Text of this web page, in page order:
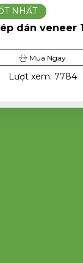
NHẤT
dán veneer
Mua Ngay
Lượt xem: 7784